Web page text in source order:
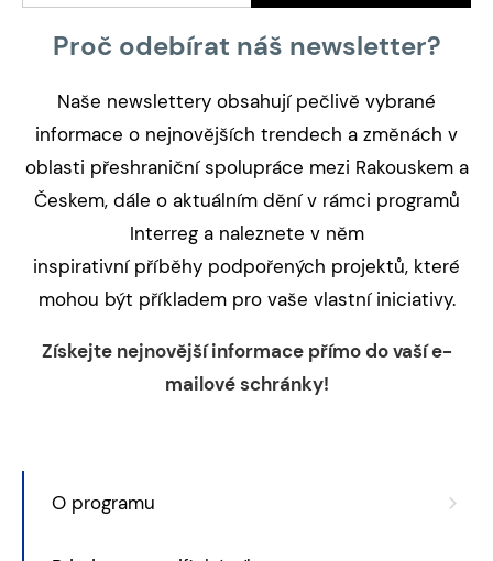
O programu
Proč odebírat náš newsletter?
Naše newslettery obsahují pečlivě vybrané
informace o nejnovějších trendech a změnách v
oblasti přeshraniční spolupráce mezi Rakouskem a
Českem, dále o aktuálním dění v rámci programů
Interreg a naleznete v něm
inspirativní příběhy podpořených projektů, které
mohou být příkladem pro vaše vlastní iniciativy.
Získejte nejnovější informace přímo do vaší e-
mailové schránky!